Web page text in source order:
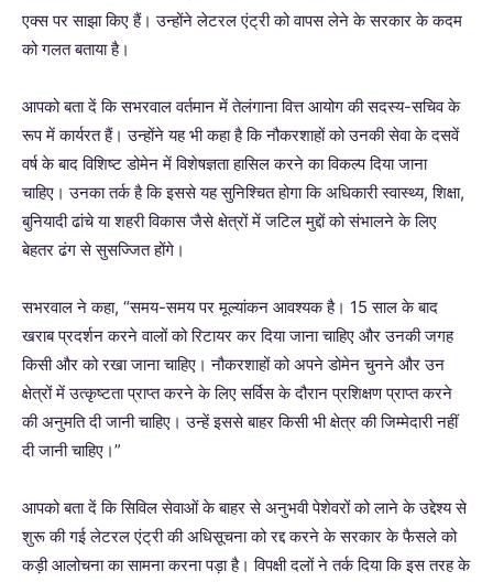
एक्स पर साझा किए हैं। उन्होंने लेटरल एंट्री को वापस लेने के सरकार के कदम
को गलत बताया है।
आपको बता दें कि सभरवाल वर्तमान में तेलंगाना वित्त आयोग की सदस्य-सचिव के
रूप में कार्यरत हैं। उन्होंने यह भी कहा है कि नौकरशाहों को उनकी सेवा के दसवें
वर्ष के बाद विशिष्ट डोमेन में विशेषज्ञता हासिल करने का विकल्प दिया जाना
चाहिए। उनका तर्क है कि इससे यह सुनिश्चित होगा कि अधिकारी स्वास्थ्य, शिक्षा,
बुनियादी ढांचे या शहरी विकास जैसे क्षेत्रों में जटिल मुद्दों को संभालने के लिए
बेहतर ढंग से सुसज्जित होंगे।
सभरवाल ने कहा, “समय-समय पर मूल्यांकन आवश्यक है। 15 साल के बाद
खराब प्रदर्शन करने वालों को रिटायर कर दिया जाना चाहिए और उनकी जगह
किसी और को रखा जाना चाहिए। नौकरशाहों को अपने डोमेन चुनने और उन
क्षेत्रों में उत्कृष्टता प्राप्त करने के लिए सर्विस के दौरान प्रशिक्षण प्राप्त करने
की अनुमति दी जानी चाहिए। उन्हें इससे बाहर किसी भी क्षेत्र की जिम्मेदारी नहीं
दी जानी चाहिए।”
आपको बता दें कि सिविल सेवाओं के बाहर से अनुभवी पेशेवरों को लाने के उद्देश्य से
शुरू की गई लेटरल एंट्री की अधिसूचना को रद्द करने के सरकार के फैसले को
कड़ी आलोचना का सामना करना पड़ा है। विपक्षी दलों ने तर्क दिया कि इस तरह के